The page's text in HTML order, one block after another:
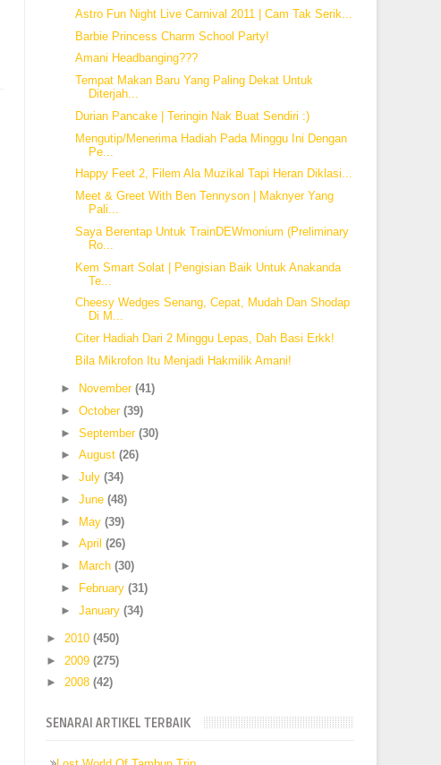
Astro Fun Night Live Carnival 2011 | Cam Tak Serik...
Barbie Princess Charm School Party!
Amani Headbanging???
Tempat Makan Baru Yang Paling Dekat Untuk
Diterjah...
Durian Pancake | Teringin Nak Buat Sendiri :)
Mengutip/Menerima Hadiah Pada Minggu Ini Dengan
Pe...
Happy Feet 2, Filem Ala Muzikal Tapi Heran Diklasi...
Meet & Greet With Ben Tennyson | Maknyer Yang
Pali...
Saya Berentap Untuk TrainDEWmonium (Preliminary
Ro...
Kem Smart Solat | Pengisian Baik Untuk Anakanda
Te...
Cheesy Wedges Senang, Cepat, Mudah Dan Shodap
Di M...
Citer Hadiah Dari 2 Minggu Lepas, Dah Basi Erkk!
Bila Mikrofon Itu Menjadi Hakmilik Amani!
► November (41)
► October (39)
► September (30)
► August (26)
► July (34)
► June (48)
► May (39)
► April (26)
►
March (30)
►
February (31)
► January (34)
► 2010(450)
► 2009(275)
►2008(42)
SENARAI ARTIKEL TERBAIK